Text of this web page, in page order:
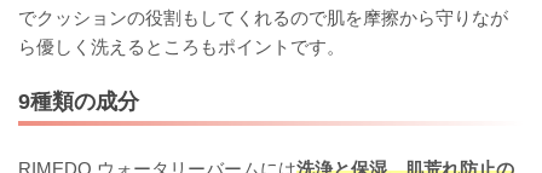
でクッションの役割もしてくれるので肌を摩擦から守りなが
ら優しく洗えるところもポイントです。
9種類の成分